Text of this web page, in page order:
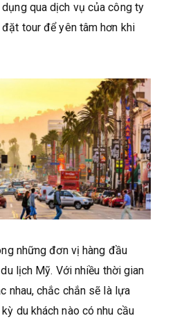
qua dịch vụ của công ty
tour để yên tâm hơn khi
những đơn vị hàng đầu
lịch Mỹ. Với nhiều thời gian
nhau, chắc chắn sẽ là lựa
du khách nào có nhu cầu